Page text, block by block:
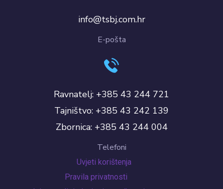
info@tsbj.com.hr
E-pošta
Ravnatelj: +385 43 244 721
Tajništvo: +385 43 242 139
Zbornica: +385 43 244 004
Telefoni
Uvjeti korištenja
Pravila privatnosti